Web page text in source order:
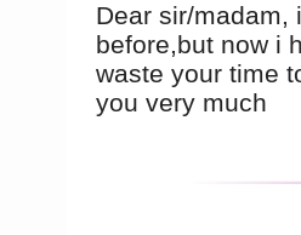
Dear sir/madam,
before,but now i
waste your time
you very much